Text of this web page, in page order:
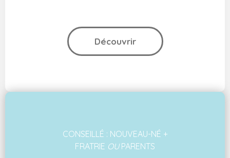
Découvrir
CONSEILLÉ : NOUVEAU-NÉ +
FRATRIE OUPARENTS